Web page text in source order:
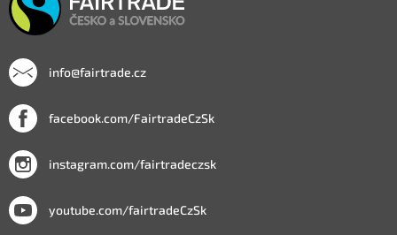
info@fairtrade.cz
facebook.com/FairtradeCzSk
instagram.com/fairtradeczsk
youtube.com/fairtradeCzSk